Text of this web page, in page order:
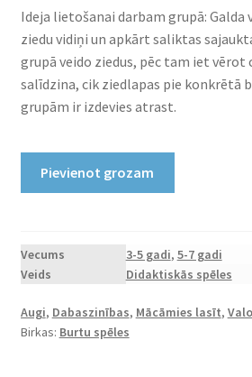
Ideja lietošanai darbam grupā: Galda
ziedu vidiņi un apkārt saliktas
grupā veido ziedus, pēc tam iet vērot
salīdzina, cik ziedlapas pie konkrētā
grupām ir izdevies atrast.
vārdus"
puķes
Pievienot grozam
Vecums 3-5 gadi, 5-7 gadi
Veids
Didaktiskās spēles
Augi, Dabaszinības, Mācāmies lasīt,
Birkas: Burtu spēles